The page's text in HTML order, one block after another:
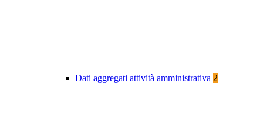
Dati aggregati attività amministrativa 2